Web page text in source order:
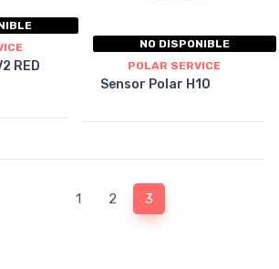
RED
NO DISPONIBLE
POLAR SERVICE
Sensor Polar H10
1 2 3